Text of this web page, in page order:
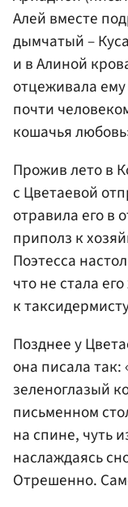
Алей вместе
дымчатый –
и в Алиной
отцеживала
почти
кошачья
Прожив лето в
с Цветаевой
отравила его в
приполз к
Поэтесса
что не стала
к
Позднее у
она писала
зеленоглазый
письменном
на спине, чуть
наслаждаясь
Отрешенно.